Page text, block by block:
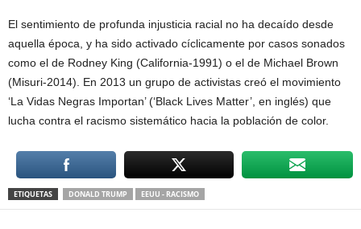
El sentimiento de profunda injusticia racial no ha decaído desde
aquella época, y ha sido activado cíclicamente por casos sonados
como el de Rodney King (California-1991) o el de Michael Brown
(Misuri-2014). En 2013 un grupo de activistas creó el movimiento
‘La Vidas Negras Importan’ (‘Black Lives Matter’, en inglés) que
lucha contra el racismo sistemático hacia la población de color.
ETIQUETAS DONALD TRUMP EEUU - RACISMO